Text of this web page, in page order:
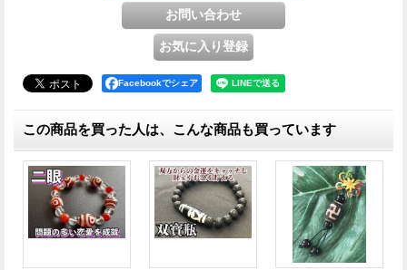
Facebookでシェア
この商品を買った人は、こんな商品も買っています